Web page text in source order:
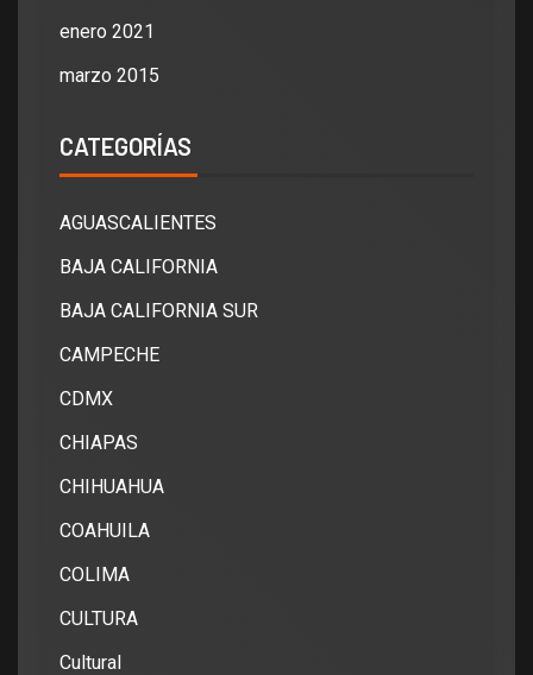
enero 2021
marzo 2015
CATEGORÍAS
AGUASCALIENTES
BAJA CALIFORNIA
BAJA CALIFORNIA SUR
CAMPECHE
CDMX
CHIAPAS
CHIHUAHUA
COAHUILA
COLIMA
CULTURA
Cultural